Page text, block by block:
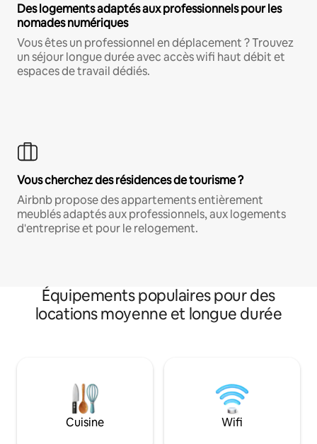
Des logements adaptés aux professionnels pour les
nomades numériques
Vous êtes un professionnel en déplacement ? Trouvez
un séjour longue durée avec accès wifi haut débit et
espaces de travail dédiés.
Vous cherchez des résidences de tourisme ?
Airbnb propose des appartements entièrement
meublés adaptés aux professionnels, aux logements
d'entreprise et pour le relogement.
Équipements populaires pour des
locations moyenne et longue durée
Cuisine Wifi